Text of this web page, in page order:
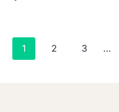
Navigation
De
1 2 3 …